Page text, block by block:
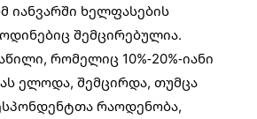
იანვარში ხელფასების
შემცირებულია.
რომელიც 10%-20%-იანი
ელოდა, შემცირდა, თუმცა
რაოდენობა,